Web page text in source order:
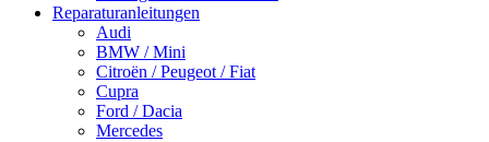
Reparaturanleitungen
Audi
BMW / Mini
Citroën / Peugeot / Fiat
Cupra
Ford / Dacia
Mercedes